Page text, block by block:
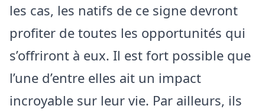
les cas, les natifs de ce signe devront
profiter de toutes les opportunités qui
s’offriront à eux. Il est fort possible que
l’une d’entre elles ait un impact
incroyable sur leur vie. Par ailleurs, ils